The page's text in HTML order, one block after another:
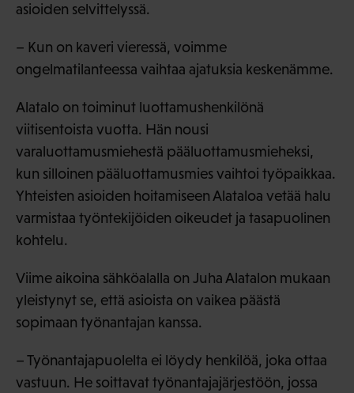
asioiden selvittelyssä.
– Kun on kaveri vieressä, voimme
ongelmatilanteessa vaihtaa ajatuksia keskenämme.
Alatalo on toiminut luottamushenkilönä
viitisentoista vuotta. Hän nousi
varaluottamusmiehestä pääluottamusmieheksi,
kun silloinen pääluottamusmies vaihtoi työpaikkaa.
Yhteisten asioiden hoitamiseen Alataloa vetää halu
varmistaa työntekijöiden oikeudet ja tasapuolinen
kohtelu.
Viime aikoina sähköalalla on Juha Alatalon mukaan
yleistynyt se, että asioista on vaikea päästä
sopimaan työnantajan kanssa.
– Työnantajapuolelta ei löydy henkilöä, joka ottaa
vastuun. He soittavat työnantajajärjestöön, jossa